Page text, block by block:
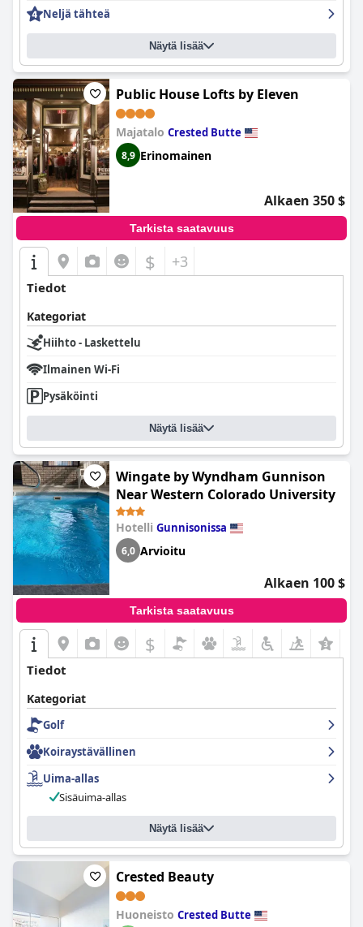
Neljä tähteä
Näytä lisää
Public House Lofts by Eleven
Majatalo Crested Butte
8,9 Erinomainen
Alkaen 350 $
Tarkista saatavuus
$ +3
Tiedot
Kategoriat
Hiihto - Laskettelu
Ilmainen Wi-Fi
Pysäköinti
Näytä lisää
Wingate by Wyndham Gunnison
Near Western Colorado University
Hotelli Gunnisonissa
6,0 Arvioitu
Alkaen 100 $
Tarkista saatavuus
$
Tiedot
Kategoriat
Golf
Koiraystävällinen
Uima-allas
Sisäuima-allas
Näytä lisää
Crested Beauty
Huoneisto Crested Butte